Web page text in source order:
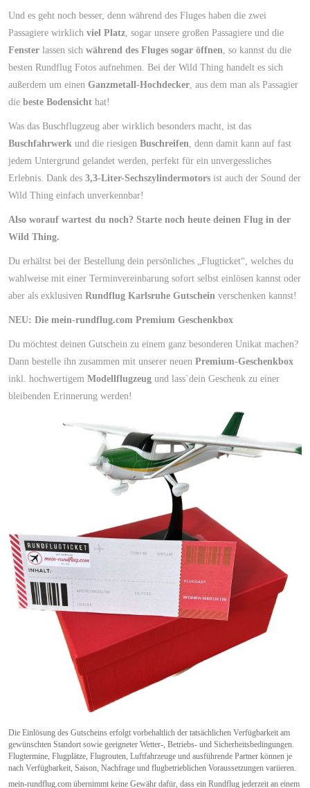
Und es geht noch besser, denn während des Fluges haben die zwei
Passagiere wirklichviel Platz, sogar unsere großen Passagiere und die
Fenster lassen sichwährend des Fluges sogar öffnen, so kannst du die
besten Rundflug Fotos aufnehmen. Bei der Wild Thing handelt es sich
außerdem um einenGanzmetall-Hochdecker, aus dem man als Passagier
diebeste Bodensicht hat!
Was das Buschflugzeug aber wirklich besonders macht, ist das
Buschfahrwerkund die riesigen Buschreifen, denn damit kann auf fast
jedem Untergrund gelandet werden, perfekt für ein unvergessliches
Erlebnis. Dank des3,3-Liter-Sechszylindermotors ist auch der Sound der
Wild Thing einfach unverkennbar!
Also worauf wartest du noch? Starte noch heute deinen Flug in der
Wild Thing.
Du erhältst bei der Bestellung dein persönliches „Flugticket“, welches du
wahlweise mit einer Terminvereinbarung sofort selbst einlösen kannst oder
aber als exklusivenRundflug Karlsruhe Gutschein verschenken kannst!
NEU: Die mein-rundflug.com Premium Geschenkbox
Du möchtest deinen Gutschein zu einem ganz besonderen Unikat machen?
Dann bestelle ihn zusammen mit unserer neuenPremium-Geschenkbox
inkl. hochwertigemModellflugzeug und lass`dein Geschenk zu einer
bleibenden Erinnerung werden!
Die Einlösung des Gutscheins erfolgt vorbehaltlich der tatsächlichen Verfügbarkeit am
gewünschten Standort sowie geeigneter Wetter-, Betriebs- und Sicherheitsbedingungen.
Flugtermine, Flugplätze, Flugrouten, Luftfahrzeuge und ausführende Partner können je
nach Verfügbarkeit, Saison, Nachfrage und flugbetrieblichen Voraussetzungen variieren.
mein-rundflug.com übernimmt keine Gewähr dafür, dass ein Rundflug jederzeit an einem